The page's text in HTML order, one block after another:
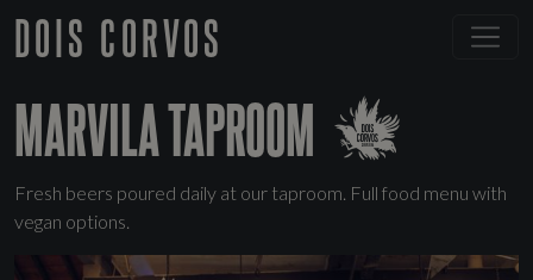
DOIS CORVOS
MARVILA TAPROOM
Fresh beers poured daily at our taproom. Full food menu with
vegan options.